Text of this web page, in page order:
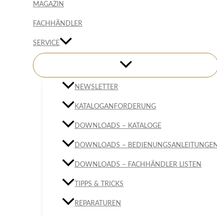
MAGAZIN
FACHHÄNDLER
SERVICE
NEWSLETTER
KATALOGANFORDERUNG
DOWNLOADS – KATALOGE
DOWNLOADS –
DOWNLOADS – FACHHÄNDLER LISTEN
TIPPS & TRICKS
REPARATUREN